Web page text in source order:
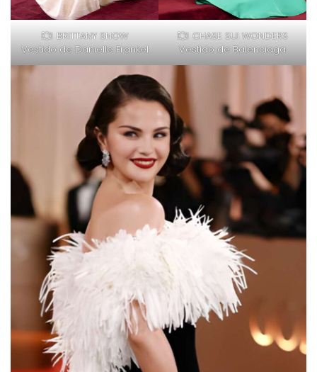
BRITTANY SNOW
Vestido de Danielle Frankel
CHASE SUI WONDERS
Vestido de Balenciaga